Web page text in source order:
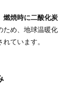
燃焼時に二酸化炭
ため、地球温暖化
ています。